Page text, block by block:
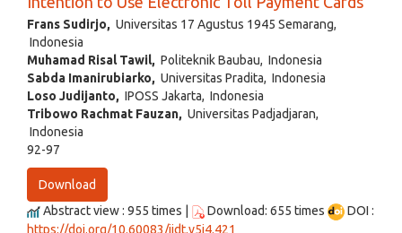
Frans Sudirjo, Universitas 17 Agustus 1945 Semarang,
Indonesia
Muhamad Risal Tawil, Politeknik Baubau, Indonesia
Sabda Imanirubiarko, Universitas Pradita, Indonesia
Loso Judijanto, IPOSS Jakarta, Indonesia
Tribowo Rachmat Fauzan, Universitas Padjadjaran,
Indonesia
92-97
Download
Abstract view : 955 times |
Download: 655 times
DOI :
https://doi.org/10.60083/jidt.v5i4.421